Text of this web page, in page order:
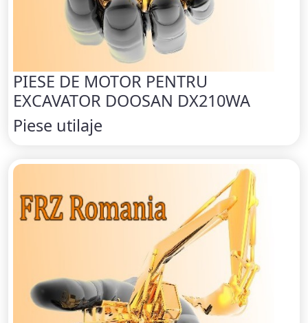
PIESE DE MOTOR PENTRU
EXCAVATOR DOOSAN DX210WA
Piese utilaje